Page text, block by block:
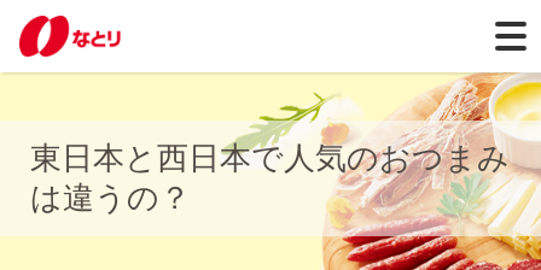
東日本と西日本で人気のおつまみ
は違うの？